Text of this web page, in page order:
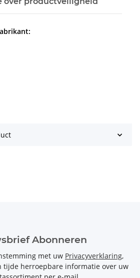
Abonneren
met uw Privacyverklaring,
tijde herroepbare informatie over uw